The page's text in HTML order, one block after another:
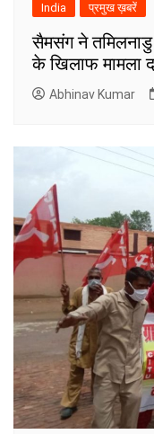
India प्रमुख ख़बरें
सैमसंग ने
के खिलाफ मामला
Abhinav Kumar